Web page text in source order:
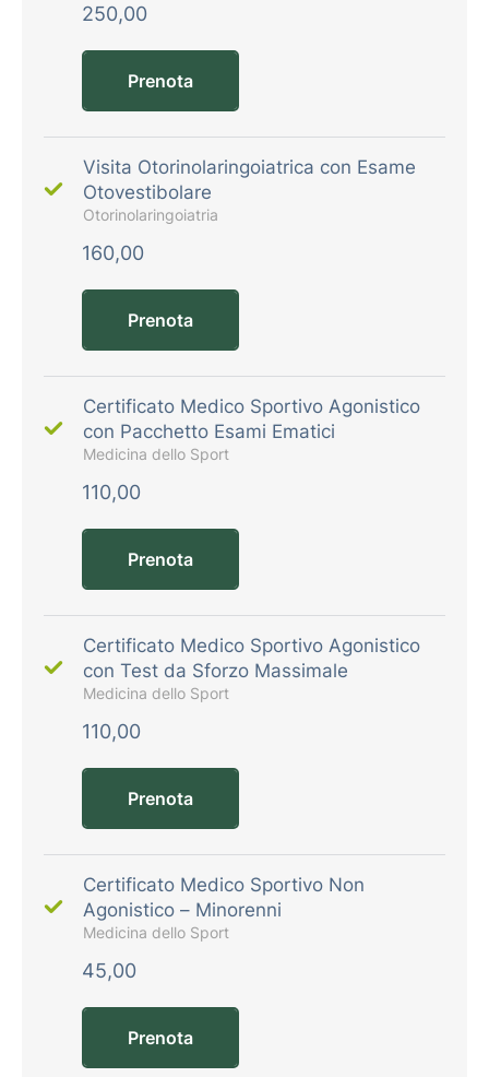
250,00
Prenota
Visita Otorinolaringoiatrica con Esame
Otovestibolare
Otorinolaringoiatria
160,00
Prenota
Certificato Medico Sportivo Agonistico
con Pacchetto Esami Ematici
Medicina dello Sport
110,00
Prenota
Certificato Medico Sportivo Agonistico
con Test da Sforzo Massimale
Medicina dello Sport
110,00
Prenota
Certificato Medico Sportivo Non
Agonistico – Minorenni
Medicina dello Sport
45,00
Prenota